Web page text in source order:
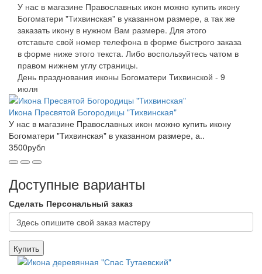
У нас в магазине Православных икон можно купить икону
Богоматери "Тихвинская" в указанном размере, а так же
заказать икону в нужном Вам размере. Для этого
отставьте свой номер телефона в форме быстрого заказа
в форме ниже этого текста. Либо воспользуйтесь чатом в
правом нижнем углу страницы.
День празднования иконы Богоматери Тихвинской - 9
июля
Икона Пресвятой Богородицы "Тихвинская"
У нас в магазине Православных икон можно купить икону
Богоматери "Тихвинская" в указанном размере, а..
3500рубл
Доступные варианты
Сделать Персональный заказ
Купить